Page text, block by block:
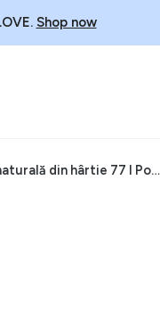
Shop now
Coș de rufe în culoare naturală din hârtie 77 l Pomal – House Nordic